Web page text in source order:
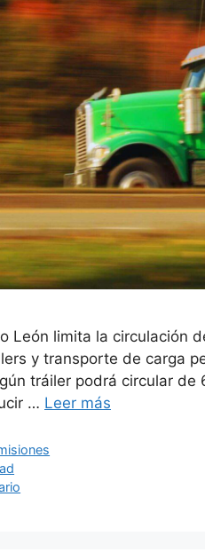
León limita la circulación
y transporte de carga
tráiler podrá circular
… Leer más